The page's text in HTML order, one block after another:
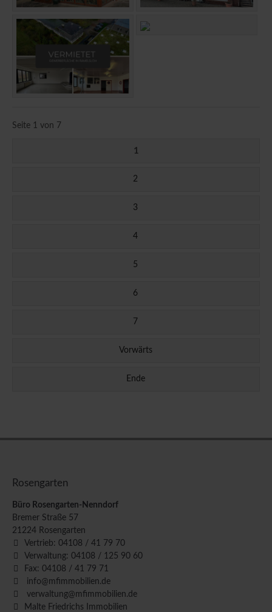
Seite 1 von 7
1
2
3
4
5
6
7
Vorwärts
Ende
Rosengarten
Büro Rosengarten-Nenndorf
Bremer Straße 57
21224 Rosengarten
Vertrieb: 04108 / 41 79 70
Verwaltung: 04108 / 125 90 60
Fax: 04108 / 41 79 71
info@mfimmobilien.de
verwaltung@mfimmobilien.de
Malte Friedrichs Immobilien